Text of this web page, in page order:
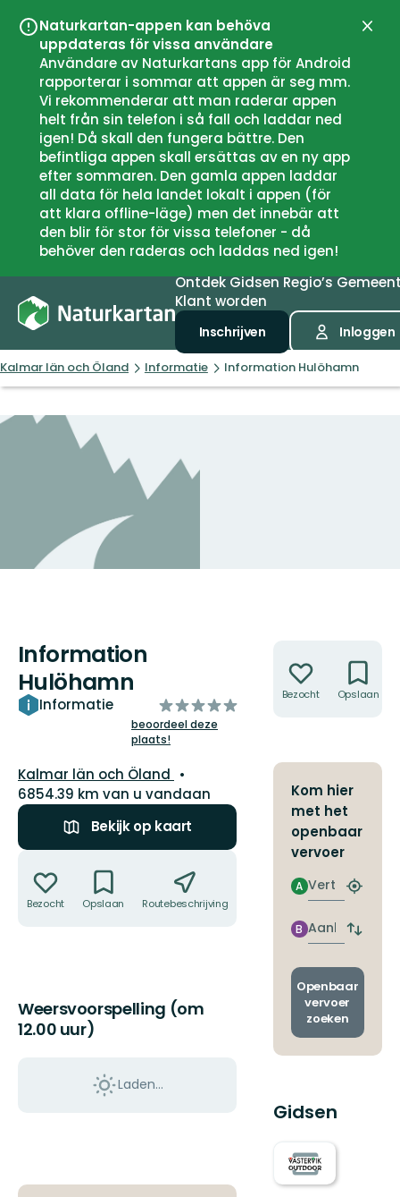
Naturkartan-appen kan behöva
uppdateras för vissa användare
Användare av Naturkartans app för Android
rapporterar i sommar att appen är seg mm.
Vi rekommenderar att man raderar appen
helt från sin telefon i så fall och laddar ned
igen! Då skall den fungera bättre. Den
befintliga appen skall ersättas av en ny app
efter sommaren. Den gamla appen laddar
all data för hela landet lokalt i appen (för
att klara offline-läge) men det innebär att
den blir för stor för vissa telefoner - då
behöver den raderas och laddas ned igen!
OntdekGidsenRegio’s
Klant worden
Inschrijven Inloggen
Kalmar län och Öland Informatie Information Hulöhamn
Information
Hulöhamn
Informatie
van
5
sterren
beoordeel deze
plaats!
Regio:
Kalmar län och Öland
6854.39 km van u vandaan
Bekijk op kaart
Bezocht Opslaan Routebeschrijving
Weersvoorspelling (om
12.00 uur)
Laden…
Bezocht Opslaan
Kom hier
met het
openbaar
vervoer
Vertrek
A
Zoek
halte
Aankomst
B
Wissel
en
Openbaar
vervoer
zoeken
Gidsen